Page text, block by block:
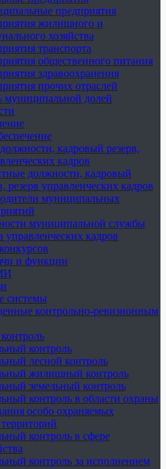
предприятия
жилищного и
хозяйства
транспорта
общественного питания
здравоохранения
прочих отраслей
муниципальной долей
кадровый резерв,
кадров
должности, кадровый
резерв управленческих кадров
муниципальных
муниципальной службы
управленческих кадров
и функции
системы
контрольно-ревизионным
контроль
лесной контроль
жилищный контроль
земельный контроль
контроль в области охраны
особо охраняемых
контроль в сфере
контроль за исполнением